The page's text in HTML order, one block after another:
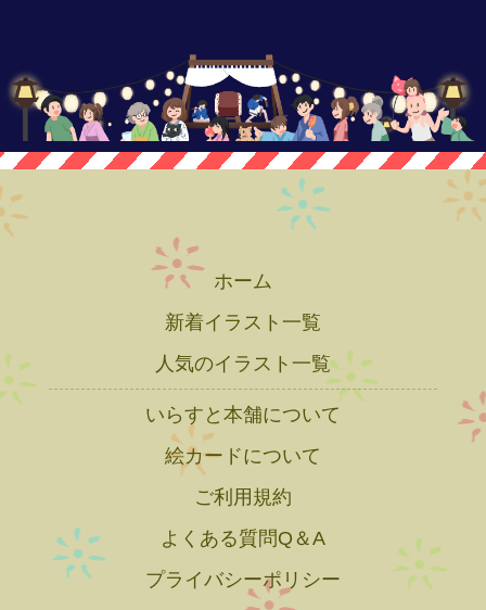
ホーム
新着イラスト一覧
人気のイラスト一覧
いらすと本舗について
絵カードについて
ご利用規約
よくある質問Q＆A
プライバシーポリシー